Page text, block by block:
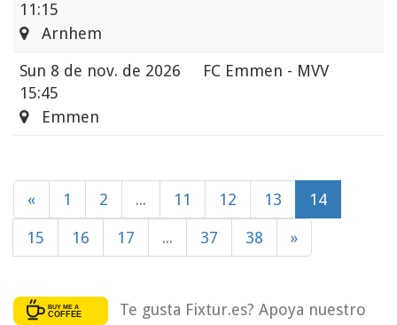
11:15
Arnhem
Sun 8 de nov. de 2026
15:45
FC Emmen - MVV
Emmen
« 1 2 ... 11 12 13 14
15 16 17 ... 37 38 »
Te gusta Fixtur.es? Apoya nuestro